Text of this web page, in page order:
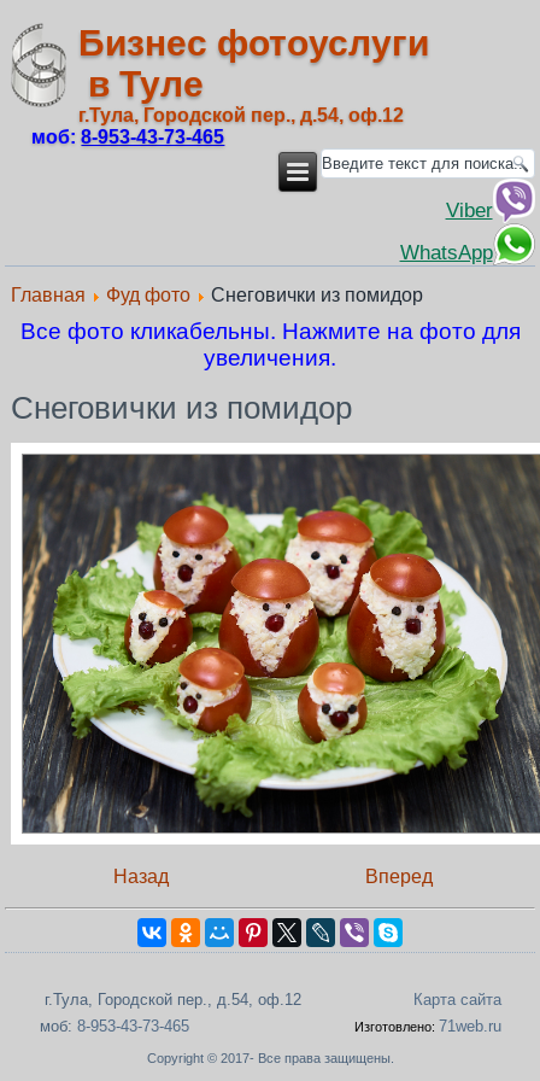
Бизнес фотоуслуги
в Туле
г.Тула, Городской пер., д.54, оф.12
моб: 8‑953‑43‑73‑465
Viber
WhatsApp
Главная Фуд фото Снеговички из помидор
Все фото кликабельны. Нажмите на фото для
увеличения.
Снеговички из помидор
Назад Вперед
г.Тула, Городской пер., д.54, оф.12
моб: 8-953-43-73-465
Карта сайта
Изготовлено: 71web.ru
Copyright © 2017- Все права защищены.